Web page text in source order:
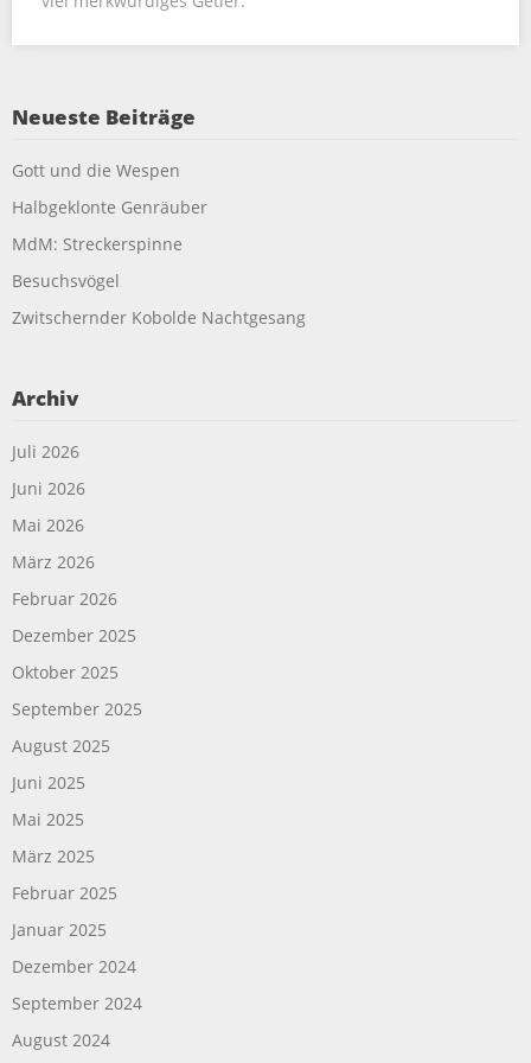
Neueste Beiträge
Gott und die Wespen
Halbgeklonte Genräuber
MdM: Streckerspinne
Besuchsvögel
Zwitschernder Kobolde Nachtgesang
Archiv
Juli 2026
Juni 2026
Mai 2026
März 2026
Februar 2026
Dezember 2025
Oktober 2025
September 2025
August 2025
Juni 2025
Mai 2025
März 2025
Februar 2025
Januar 2025
Dezember 2024
September 2024
August 2024